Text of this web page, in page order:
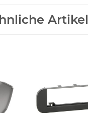
Artikel